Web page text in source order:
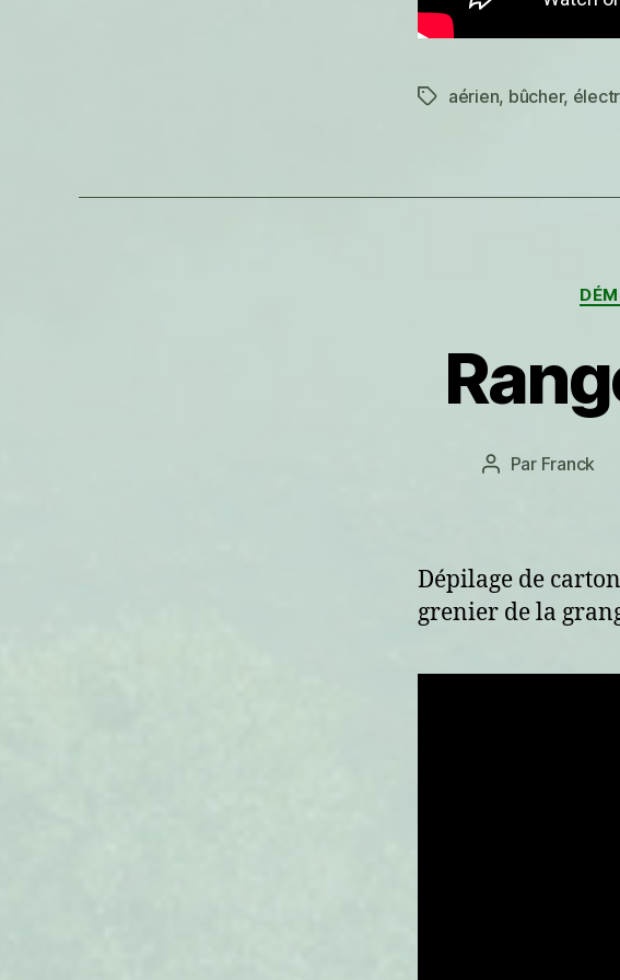
Étiquettes
aérien, bûcher,
Auteur
Par Franck
Dépilage de
grenier de la